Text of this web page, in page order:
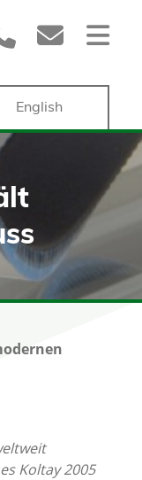
English
Koltay 2005